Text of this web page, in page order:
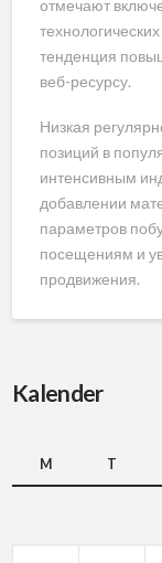
отмечают
тенденция
веб-ресурсу.
Низкая
позиций в
интенсивным
добавлении
параметров
посещениям и
продвижения.
Kalender
M T